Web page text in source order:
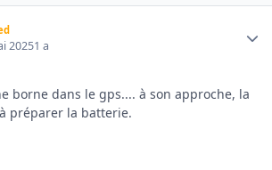
20251 a
borne dans le gps.... à son approche, la
préparer la batterie.